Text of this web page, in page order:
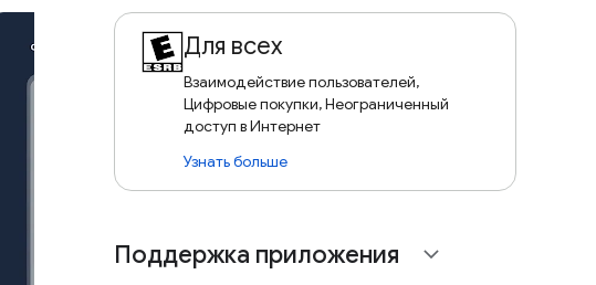
Для всех
Взаимодействие пользователей,
Цифровые покупки, Неограниченный
доступ в Интернет
Узнать больше
Поддержка приложения expand_more